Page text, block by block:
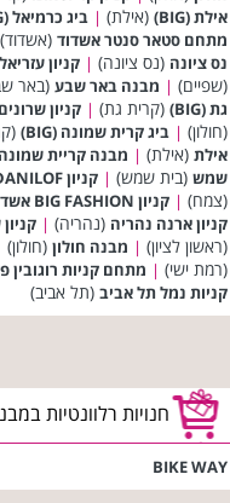
אילת (BIG)
(אילת) | ביג כרמיאל (BIG)
מתחם סטאר סנטר אשדוד (אשדוד)
נס ציונה (נס ציונה) | קניון
(שפיים) | מבנה באר שבע (באר
גת (BIG)
(קרית גת) | קניון שרונים
(חולון) | ביג קרית שמונה (BIG)
אילת (אילת) | מבנה קריית שמונה
שמש (בית שמש) | קניון BIG FASHION DANILOF טבריה
(צמח) | קניון BIG FASHION אשדוד
קניון ארנה נהריה (נהריה) |
(ראשון לציון) | מבנה חולון (חולון)
(רמת ישי) | מתחם קניות רוגובין
קניות נמל תל אביב (תל אביב)
חנויות רלוונטיות
BIKE WAY